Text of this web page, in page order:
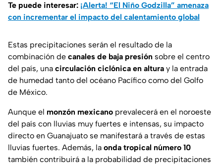
Te puede interesar: ¡Alerta! “El Niño Godzilla” amenaza
con incrementar el impacto del calentamiento global
Estas precipitaciones serán el resultado de la
combinación de canales de baja presión sobre el centro
del país, una circulación ciclónica en altura y la entrada
de humedad tanto del océano Pacífico como del Golfo
de México.
Aunque el monzón mexicano prevalecerá en el noroeste
del país con lluvias muy fuertes e intensas, su impacto
directo en Guanajuato se manifestará a través de estas
lluvias fuertes. Además, la onda tropical número 10
también contribuirá a la probabilidad de precipitaciones